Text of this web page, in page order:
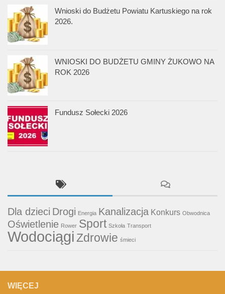
Wnioski do Budżetu Powiatu Kartuskiego na rok
2026.
WNIOSKI DO BUDŻETU GMINY ŻUKOWO NA
ROK 2026
Fundusz Sołecki 2026
Dla dzieci Drogi Energia Kanalizacja Konkurs Obwodnica
Oświetlenie Rower Sport Szkoła Transport
WodociągiZdrowie śmieci
WIĘCEJ